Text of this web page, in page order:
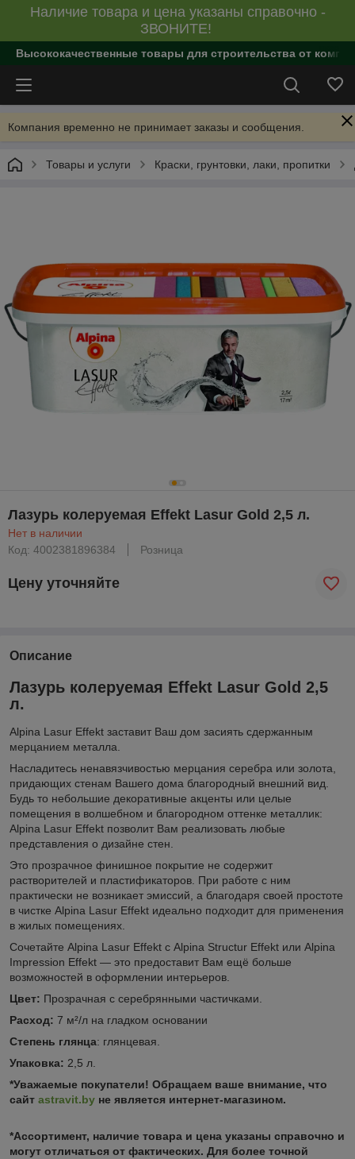
Наличие товара и цена указаны справочно -
ЗВОНИТЕ!
Высококачественные товары для строительства от
Компания временно не принимает заказы и сообщения.
Товары и услуги Краски, грунтовки, лаки, пропитки
Лазурь колеруемая Effekt Lasur Gold 2,5 л.
Нет в наличии
Код: 4002381896384
Розница
Цену уточняйте
Описание
Лазурь колеруемая Effekt Lasur Gold 2,5
л.
Alpina Lasur Effekt заставит Ваш дом засиять сдержанным
мерцанием металла.
Насладитесь ненавязчивостью мерцания серебра или золота,
придающих стенам Вашего дома благородный внешний вид.
Будь то небольшие декоративные акценты или целые
помещения в волшебном и благородном оттенке металлик:
Alpina Lasur Effekt позволит Вам реализовать любые
представления о дизайне стен.
Это прозрачное финишное покрытие не содержит
растворителей и пластификаторов. При работе с ним
практически не возникает эмиссий, а благодаря своей простоте
в чистке Alpina Lasur Effekt идеально подходит для применения
в жилых помещениях.
Сочетайте Alpina Lasur Effekt с Alpina Structur Effekt или Alpina
Impression Effekt — это предоставит Вам ещё больше
возможностей в оформлении интерьеров.
Цвет: Прозрачная с серебрянными частичками.
Расход: 7 м²/л на гладком основании
Степень глянца: глянцевая.
Упаковка: 2,5 л.
*Уважаемые покупатели! Обращаем ваше внимание, что
сайт astravit.by не является интернет-магазином.
*Ассортимент, наличие товара и цена указаны справочно и
могут отличаться от фактических. Для более точной